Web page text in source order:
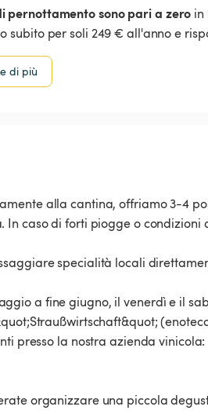
pernottamento sono pari a zero in
subito per soli 249 € all'anno e
di più
alla cantina, offriamo 3-4
caso di forti piogge o
specialità locali
a fine giugno, il venerdì e il
presso la nostra azienda vinicola:
organizzare una piccola